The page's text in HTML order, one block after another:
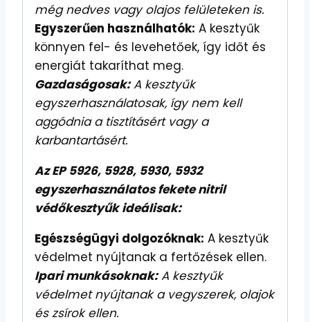
még nedves vagy olajos felületeken is.
Egyszerűen használhatók: A kesztyűk
könnyen fel- és levehetőek, így időt és
energiát takaríthat meg.
Gazdaságosak:A kesztyűk
egyszerhasználatosak, így nem kell
aggódnia a tisztításért vagy a
karbantartásért.
Az EP 5926, 5928, 5930, 5932
egyszerhasználatos fekete nitril
védőkesztyűk ideálisak:
Egészségügyi dolgozóknak: A kesztyűk
védelmet nyújtanak a fertőzések ellen.
Ipari munkásoknak:A kesztyűk
védelmet nyújtanak a vegyszerek, olajok
és zsírok ellen.